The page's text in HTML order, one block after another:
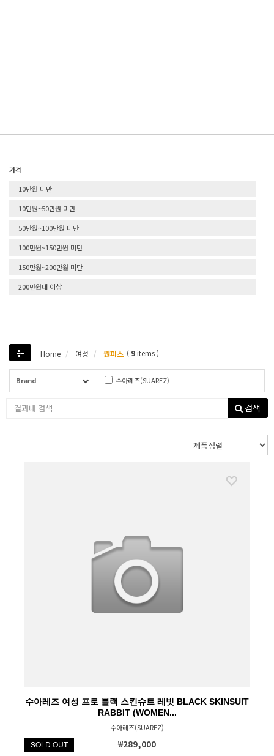
가격
10만원 미만
10만원~50만원 미만
50만원~100만원 미만
100만원~150만원 미만
150만원~200만원 미만
200만원대 이상
Home 여성 원피스 ( 9items )
Brand 수아레즈(SUAREZ)
검색
수아레즈 여성 프로 블랙 스킨슈트 레빗 BLACK SKINSUIT
RABBIT (WOMEN...
수아레즈(SUAREZ)
₩289,000
SOLD OUT